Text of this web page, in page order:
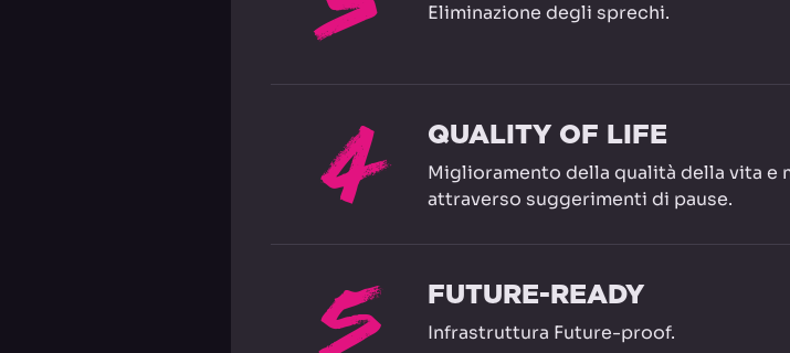
Eliminazione degli sprechi.
4 QUALITY OF LIFE
Miglioramento della qualità della vita
attraverso suggerimenti di pause.
FUTURE-READY
Infrastruttura Future-proof.